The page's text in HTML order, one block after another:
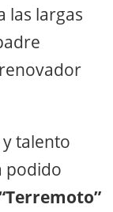
las largas
talento
podido